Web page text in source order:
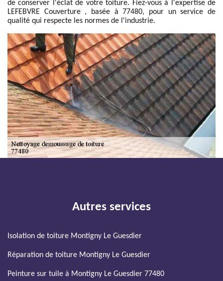
de conserver l'éclat de votre toiture. Fiez-vous à l'expertise de
LEFEBVRE Couverture , basée à 77480, pour un service de
qualité qui respecte les normes de l'industrie.
Autres services
Isolation de toiture Montigny Le Guesdier
Réparation de toiture Montigny Le Guesdier
Peinture sur tuile à Montigny Le Guesdier 77480